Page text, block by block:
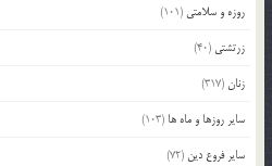
روزه و سلامتی (101)
زرتشتی (40)
زنان(317)
سایر روزها و ماه ها (103)
سایر فروع دین (72)